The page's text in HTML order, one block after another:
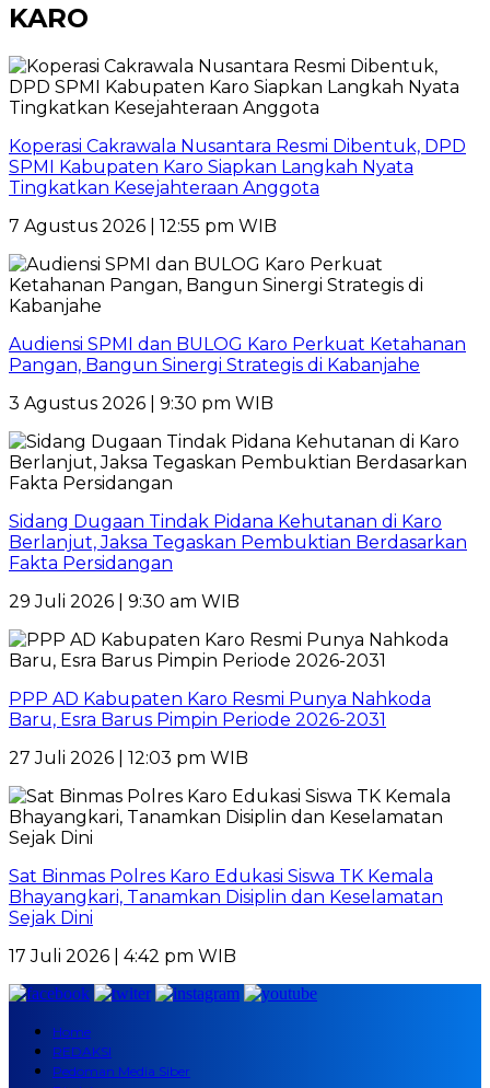
KARO
Koperasi Cakrawala Nusantara Resmi Dibentuk, DPD
SPMI Kabupaten Karo Siapkan Langkah Nyata
Tingkatkan Kesejahteraan Anggota
7 Agustus 2026 | 12:55 pm WIB
Audiensi SPMI dan BULOG Karo Perkuat Ketahanan
Pangan, Bangun Sinergi Strategis di Kabanjahe
3 Agustus 2026 | 9:30 pm WIB
Sidang Dugaan Tindak Pidana Kehutanan di Karo
Berlanjut, Jaksa Tegaskan Pembuktian Berdasarkan
Fakta Persidangan
29 Juli 2026 | 9:30 am WIB
PPP AD Kabupaten Karo Resmi Punya Nahkoda
Baru, Esra Barus Pimpin Periode 2026-2031
27 Juli 2026 | 12:03 pm WIB
Sat Binmas Polres Karo Edukasi Siswa TK Kemala
Bhayangkari, Tanamkan Disiplin dan Keselamatan
Sejak Dini
17 Juli 2026 | 4:42 pm WIB
Home
REDAKSI
Pedoman Media Siber